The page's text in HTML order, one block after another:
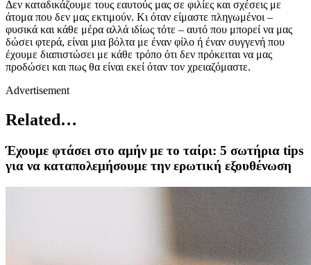
Δεν καταδικάζουμε τους εαυτούς μας σε φιλίες και σχέσεις με
άτομα που δεν μας εκτιμούν. Κι όταν είμαστε πληγωμένοι –
φυσικά και κάθε μέρα αλλά ιδίως τότε – αυτό που μπορεί να μας
δώσει φτερά, είναι μια βόλτα με έναν φίλο ή έναν συγγενή που
έχουμε διαπιστώσει με κάθε τρόπο ότι δεν πρόκειται να μας
προδώσει και πως θα είναι εκεί όταν τον χρειαζόμαστε.
Advertisement
Related…
Έχουμε φτάσει στο αμήν με το ταίρι: 5 σωτήρια tips
για να καταπολεμήσουμε την ερωτική εξουθένωση